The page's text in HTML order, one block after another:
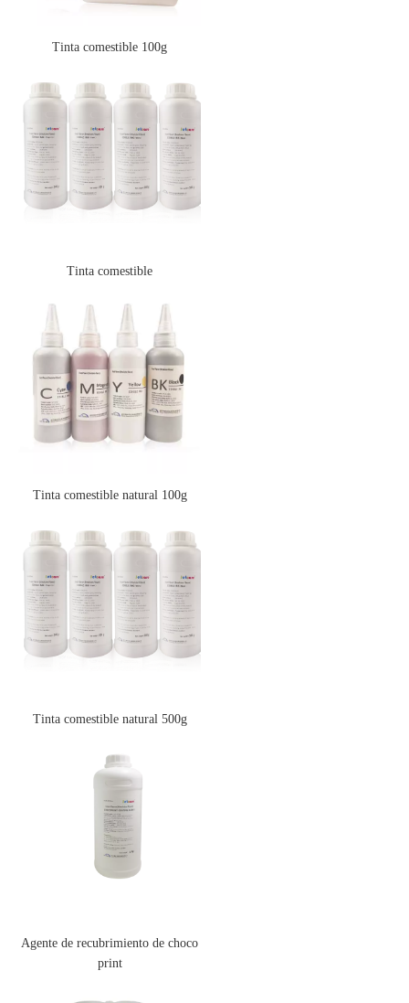
Tinta comestible 100g
Tinta comestible
Tinta comestible natural 100g
Tinta comestible natural 500g
Agente de recubrimiento de choco
print